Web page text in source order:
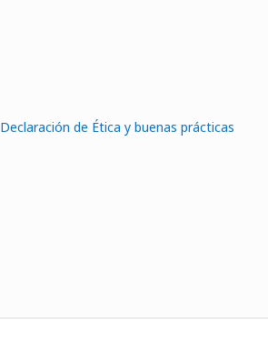
Declaración de Ética y buenas prácticas